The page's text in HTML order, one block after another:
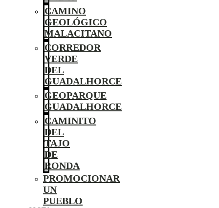
CAMINO
GEOLÓGICO
MALACITANO
CORREDOR
VERDE
DEL
GUADALHORCE
GEOPARQUE
GUADALHORCE
CAMINITO
DEL
TAJO
DE
RONDA
PROMOCIONAR
UN
PUEBLO